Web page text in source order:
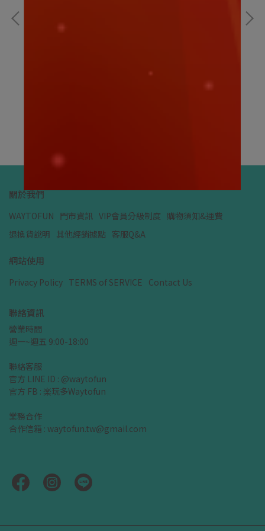
關於我們
WAYTOFUN 門市資訊 VIP會員分級制度 購物須知&運費
退換貨說明 其他經銷據點 客服Q&A
網站使用
Privacy Policy TERMS of SERVICE Contact Us
聯絡資訊
營業時間
週一~週五 9:00-18:00
聯絡客服
官方 LINE ID : @waytofun
官方 FB : 楽玩多Waytofun
業務合作
合作信箱 : waytofun.tw@gmail.com